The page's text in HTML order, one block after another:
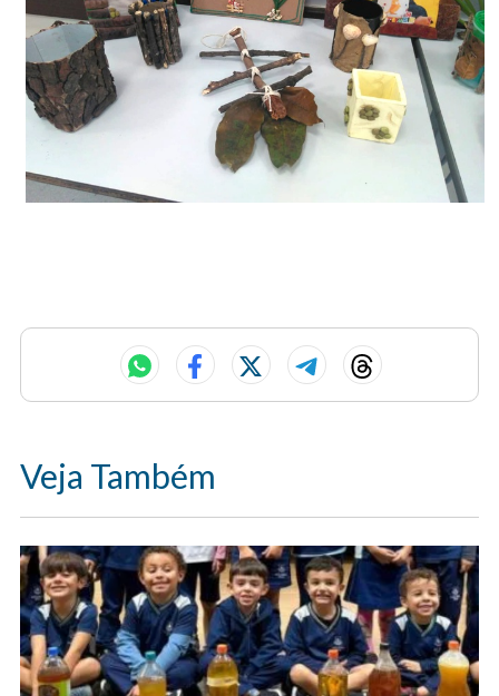
Veja Também